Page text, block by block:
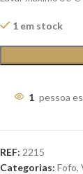
1 em stock
1 pessoa
REF: 2215
Categorias: Fofo,